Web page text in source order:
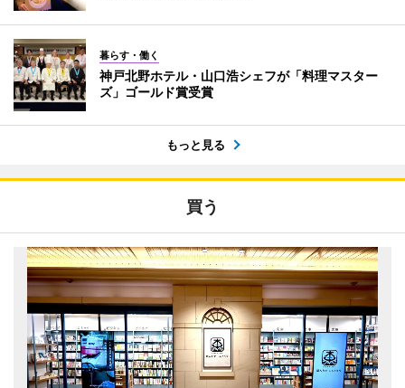
暮らす・働く
神戸北野ホテル・山口浩シェフが「料理マスター
ズ」ゴールド賞受賞
もっと見る
買う